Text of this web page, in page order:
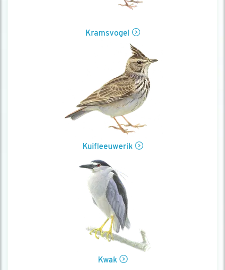
Kramsvogel
Kuifleeuwerik
Kwak